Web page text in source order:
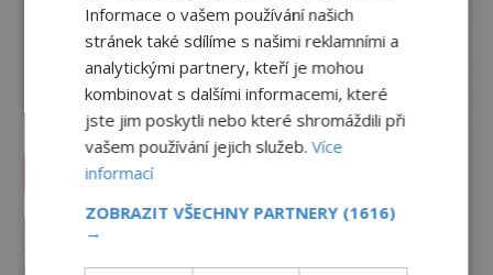
Vesmír a technologie
Svět jako počítačová simulace!
Informace o vašem používání našich
stránek také sdílíme s našimi reklamními a
analytickými partnery, kteří je mohou
kombinovat s dalšími informacemi, které
jste jim poskytli nebo které shromáždili při
vašem používání jejich služeb.Více
informací
ZOBRAZIT VŠECHNY PARTNERY (1616)
→